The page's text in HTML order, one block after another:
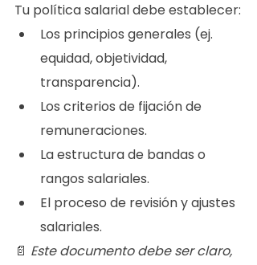
Tu política salarial debe establecer:
Los principios generales (ej.
equidad, objetividad,
transparencia).
Los criterios de fijación de
remuneraciones.
La estructura de bandas o
rangos salariales.
El proceso de revisión y ajustes
salariales.
📄 Este documento debe ser claro,